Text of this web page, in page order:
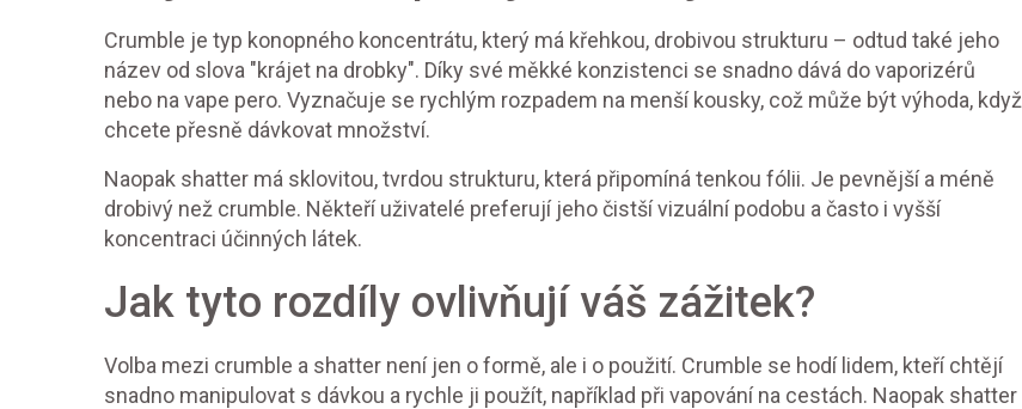
Crumble je typ konopného koncentrátu, který má křehkou, drobivou strukturu – odtud také jeho
název od slova "krájet na drobky". Díky své měkké konzistenci se snadno dává do vaporizérů
nebo na vape pero. Vyznačuje se rychlým rozpadem na menší kousky, což může být výhoda, když
chcete přesně dávkovat množství.
Naopak shatter má sklovitou, tvrdou strukturu, která připomíná tenkou fólii. Je pevnější a méně
drobivý než crumble. Někteří uživatelé preferují jeho čistší vizuální podobu a často i vyšší
koncentraci účinných látek.
Jak tyto rozdíly ovlivňují váš zážitek?
Volba mezi crumble a shatter není jen o formě, ale i o použití. Crumble se hodí lidem, kteří chtějí
snadno manipulovat s dávkou a rychle ji použít, například při vapování na cestách. Naopak shatter